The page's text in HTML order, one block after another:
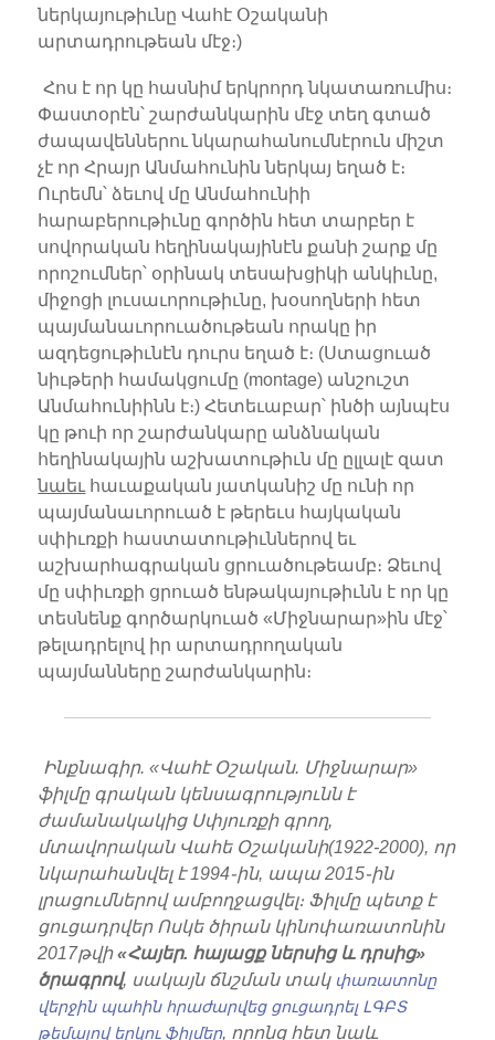
ներկայութիւնը Վահէ Օշականի
արտադրութեան մէջ։)
Հոս է որ կը հասնիմ երկրորդ նկատառումիս։
Փաստօրէն՝ շարժանկարին մէջ տեղ գտած
ժապավեններու նկարահանումնէրուն միշտ
չէ որ Հրայր Անմահունին ներկայ եղած է։
Ուրեմն՝ ձեւով մը Անմահունիի
հարաբերութիւնը գործին հետ տարբեր է
սովորական հեղինակայինէն քանի շարք մը
որոշումներ՝ օրինակ տեսախցիկի անկիւնը,
միջոցի լուսաւորութիւնը, խօսողների հետ
պայմանաւորուածութեան որակը իր
ազդեցութիւնէն դուրս եղած է։ (Ստացուած
նիւթերի համակցումը (montage) անշուշտ
Անմահունիինն է։) Հետեւաբար՝ ինծի այնպէս
կը թուի որ շարժանկարը անձնական
հեղինակային աշխատութիւն մը ըլլալէ զատ
նաեւ հաւաքական յատկանիշ մը ունի որ
պայմանաւորուած է թերեւս հայկական
սփիւռքի հաստատութիւններով եւ
աշխարհագրական ցրուածութեամբ։ Ձեւով
մը սփիւռքի ցրուած ենթակայութիւնն է որ կը
տեսնենք գործարկուած «Միջնարար»ին մէջ՝
թելադրելով իր արտադրողական
պայմանները շարժանկարին։
Ինքնագիր. «Վահէ Օշական. Միջնարար»
ֆիլմը գրական կենսագրությունն է
ժամանակակից Սփյուռքի գրող,
մտավորական Վահե Օշականի(1922-2000), որ
նկարահանվել է 1994֊ին, ապա 2015֊ին
լրացումներով ամբողջացվել։ Ֆիլմը պետք է
ցուցադրվեր Ոսկե ծիրան կինոփառատոնին
2017թվի«Հայեր. հայացք ներսից և դրսից»
ծրագրով, սակայն ճնշման տակ փառատոնը
վերջին պահին հրաժարվեց ցուցադրել ԼԳԲՏ
թեմայով երկու ֆիլմեր, որոնց հետ նաև